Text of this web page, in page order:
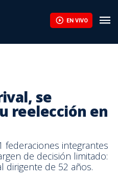
EN VIVO
se
reelección en
federaciones integrantes
de decisión limitado:
dirigente de 52 años.